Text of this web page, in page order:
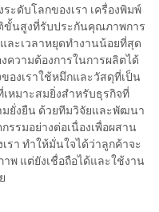
ะดับโลกของเรา เครื่องพิมพ์
ขั้นสูงที่รับประกันคุณภาพการ
ละเวลาหยุดทำงานน้อยที่สุด
วามต้องการในการผลิตได้
องเราใช้หมึกและวัสดุที่เป็น
เหมาะสมยิ่งสำหรับธุรกิจที่
มยั่งยืน ด้วยทีมวิจัยและพัฒนา
รรมอย่างต่อเนื่องเพื่อผสาน
รา ทำให้มั่นใจได้ว่าลูกค้าจะ
แต่ยังเชื่อถือได้และใช้งาน